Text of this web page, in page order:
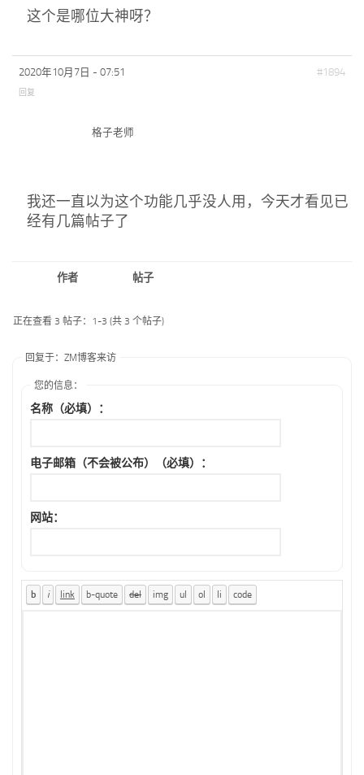
这个是哪位大神呀？
2020年10月7日 - 07:51 #1894
回复
格子老师
我还一直以为这个功能几乎没人用，今天才看见已
经有几篇帖子了
作者 帖子
正在查看 3 帖子：1-3 (共 3 个帖子)
回复于：ZM博客来访
您的信息：
名称（必填）：
电子邮箱（不会被公布）（必填）：
网站：